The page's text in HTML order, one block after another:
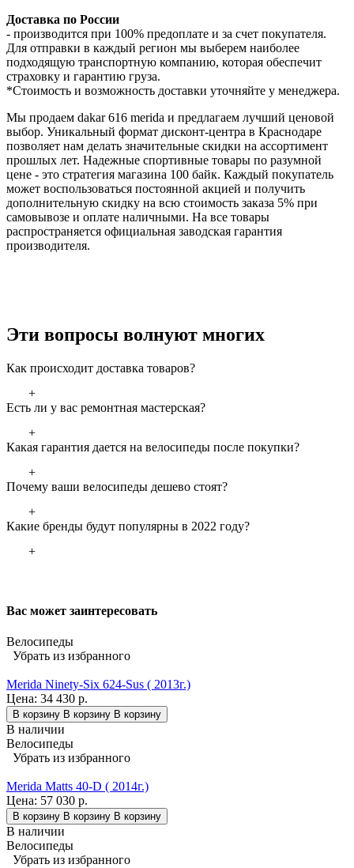
Доставка по России
- производится при 100% предоплате и за счет покупателя.
Для отправки в каждый регион мы выберем наиболее
подходящую транспортную компанию, которая обеспечит
страховку и гарантию груза.
*Стоимость и возможность доставки уточняйте у менеджера.
Мы продаем dakar 616 merida и предлагаем лучший ценовой
выбор. Уникальный формат дисконт-центра в Краснодаре
позволяет нам делать значительные скидки на ассортимент
прошлых лет. Надежные спортивные товары по разумной
цене - это стратегия магазина 100 байк. Каждый покупатель
может воспользоваться постоянной акцией и получить
дополнительную скидку на всю стоимость заказа 5% при
самовывозе и оплате наличными. На все товары
распространяется официальная заводская гарантия
производителя.
Эти вопросы волнуют многих
Как происходит доставка товаров?
+
Есть ли у вас ремонтная мастерская?
+
Какая гарантия дается на велосипеды после покупки?
+
Почему ваши велосипеды дешево стоят?
+
Какие бренды будут популярны в 2022 году?
+
Вас может заинтересовать
Велосипеды
Убрать из избранного
Merida Ninety-Six 624-Sus ( 2013г.)
Цена: 34 430 р.
В корзину В корзину В корзину
В наличии
Велосипеды
Убрать из избранного
Merida Matts 40-D ( 2014г.)
Цена: 57 030 р.
В корзину В корзину В корзину
В наличии
Велосипеды
Убрать из избранного